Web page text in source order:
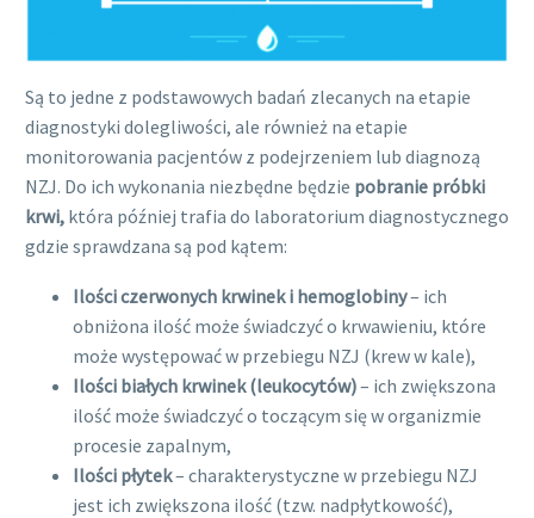
Są to jedne z podstawowych badań zlecanych na etapie
diagnostyki dolegliwości, ale również na etapie
monitorowania pacjentów z podejrzeniem lub diagnozą
NZJ. Do ich wykonania niezbędne będzie pobranie próbki
krwi, która później trafia do laboratorium diagnostycznego
gdzie sprawdzana są pod kątem:
Ilości czerwonych krwinek i hemoglobiny– ich
obniżona ilość może świadczyć o krwawieniu, które
może występować w przebiegu NZJ (krew w kale),
Ilości białych krwinek (leukocytów)– ich zwiększona
ilość może świadczyć o toczącym się w organizmie
procesie zapalnym,
Ilości płytek– charakterystyczne w przebiegu NZJ
jest ich zwiększona ilość (tzw. nadpłytkowość),